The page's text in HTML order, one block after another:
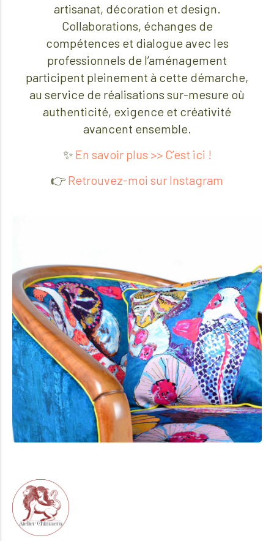
artisanat, décoration et design.
Collaborations, échanges de
compétences et dialogue avec les
professionnels de l’aménagement
participent pleinement à cette démarche,
au service de réalisations sur-mesure où
authenticité, exigence et créativité
avancent ensemble.
✨ En savoir plus >> C’est ici !
👉️ Retrouvez-moi sur Instagram